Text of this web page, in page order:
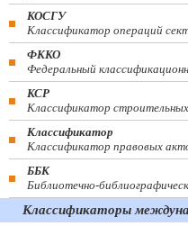
КОСГУ
Классификатор операций
ФККО
Федеральный
КСР
Классификатор строительных
Классификатор
Классификатор правовых
ББК
Библиотечно-
Классификаторы